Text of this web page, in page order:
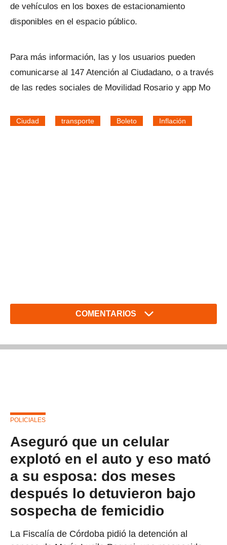
de vehículos en los boxes de estacionamiento
disponibles en el espacio público.
Para más información, las y los usuarios pueden
comunicarse al 147 Atención al Ciudadano, o a través
de las redes sociales de Movilidad Rosario y app Mo
Ciudad transporte Boleto Inflación
COMENTARIOS